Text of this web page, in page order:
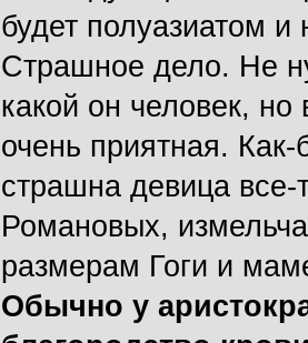
будет полуазиатом
Страшное дело. Не
какой он человек,
очень приятная.
страшна девица все-
Романовых,
размерам Гоги и
Обычно у